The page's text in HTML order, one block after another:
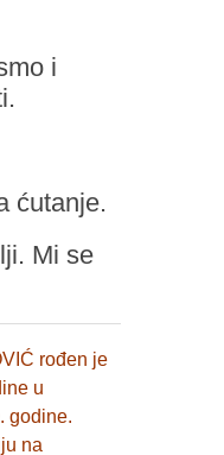
i
ćutanje.
Mi se
rođen je
u
godine.
na